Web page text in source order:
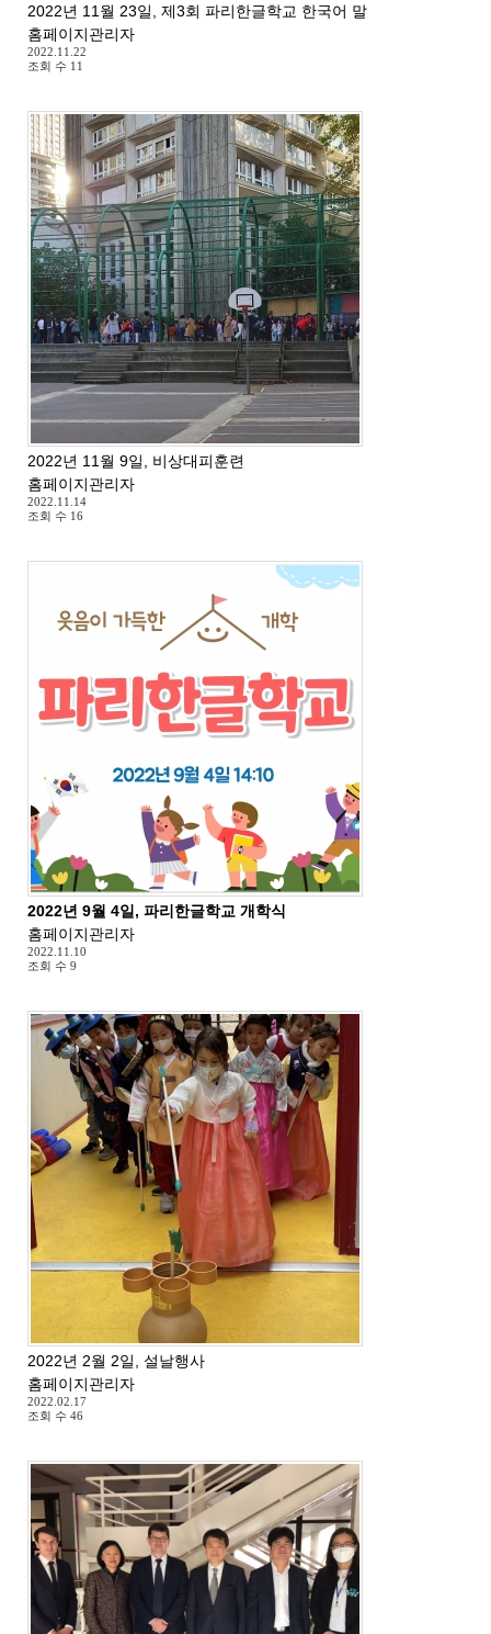
2022년 11월 23일, 제3회 파리한글학교 한국어 말하기 대회
홈페이지관리자
2022.11.22
조회 수 11
2022년 11월 9일, 비상대피훈련
홈페이지관리자
2022.11.14
조회 수 16
2022년 9월 4일, 파리한글학교 개학식
홈페이지관리자
2022.11.10
조회 수 9
2022년 2월 2일, 설날행사
홈페이지관리자
2022.02.17
조회 수 46